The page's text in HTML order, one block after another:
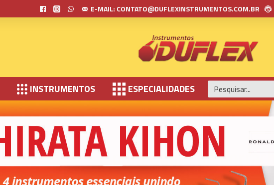
E-MAIL: CONTATO@DUFLEXINSTRUMENTOS.COM.BR
INSTRUMENTOS ESPECIALIDADES